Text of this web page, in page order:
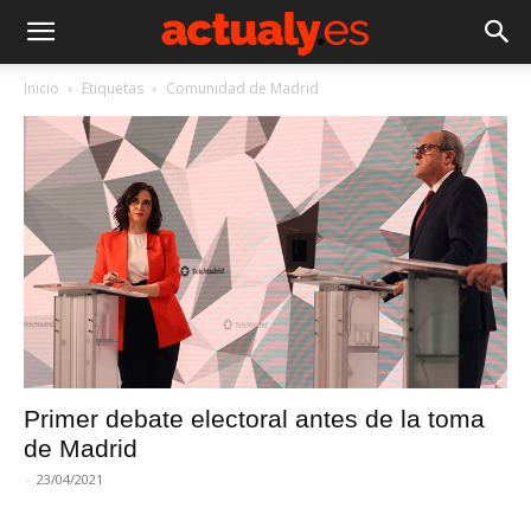
Inicio Etiquetas Comunidad de Madrid
Primer debate electoral antes de la toma
de Madrid
- 23/04/2021